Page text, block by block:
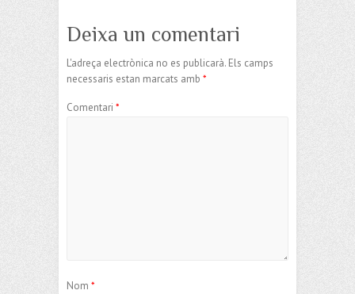
Deixa un comentari
L'adreça electrònica no es publicarà. Els camps
necessaris estan marcats amb *
Comentari *
Nom *